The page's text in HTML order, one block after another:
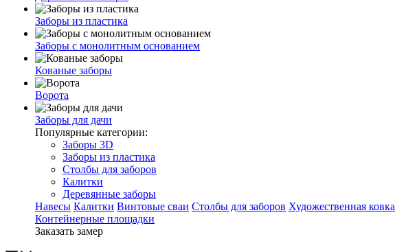
Заборы из пластика
Заборы с монолитным основанием
Кованые заборы
Ворота
Заборы для дачи
Популярные категории:
Заборы 3D
Заборы из пластика
Столбы для заборов
Калитки
Деревянные заборы
Навесы Калитки Винтовые сваи Столбы для заборов Художественная ковка
Контейнерные площадки
Заказать замер